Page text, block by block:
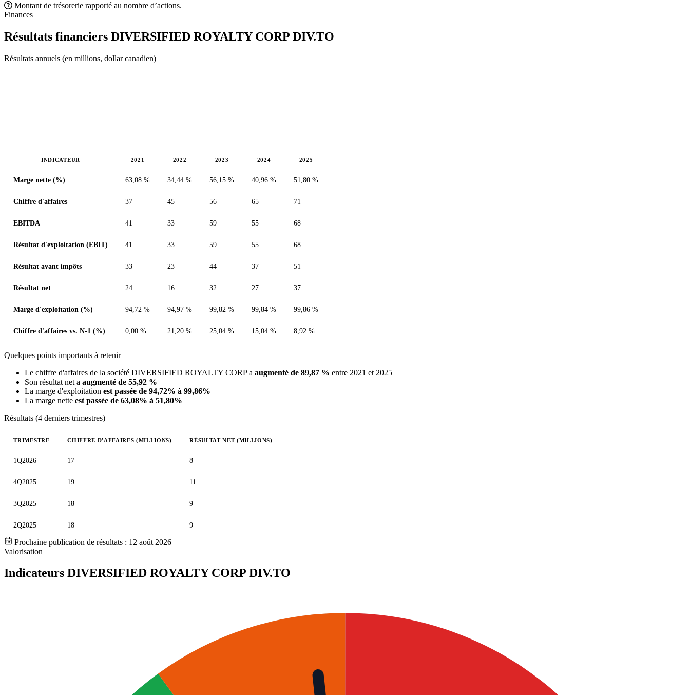
Montant de trésorerie rapporté au nombre d’actions.
Finances
Résultats financiers DIVERSIFIED ROYALTY CORP DIV.TO
Résultats annuels (en millions, dollar canadien)
INDICATEUR 2021 2022 2023 2024 2025
Marge nette (%) 63,08 % 34,44 % 56,15 % 40,96 % 51,80 %
Chiffre d'affaires 37 45 56 65 71
EBITDA 41 33 59 55 68
Résultat d'exploitation (EBIT) 41 33 59 55 68
Résultat avant impôts 33 23 44 37 51
Résultat net 24 16 32 27 37
Marge d'exploitation (%) 94,72 % 94,97 % 99,82 % 99,84 % 99,86 %
Chiffre d'affaires vs. N-1 (%) 0,00 % 21,20 % 25,04 % 15,04 % 8,92 %
Quelques points importants à retenir
Le chiffre d'affaires de la société DIVERSIFIED ROYALTY CORP a augmenté de 89,87 % entre 2021 et 2025
Son résultat net a augmenté de 55,92 %
La marge d'exploitation est passée de 94,72% à 99,86%
La marge nette est passée de 63,08% à 51,80%
Résultats (4 derniers trimestres)
TRIMESTRE CHIFFRE D'AFFAIRES (MILLIONS) RÉSULTAT NET (MILLIONS)
1Q2026 17 8
4Q2025 19 11
3Q2025 18 9
2Q2025 18 9
Prochaine publication de résultats : 12 août 2026
Valorisation
Indicateurs DIVERSIFIED ROYALTY CORP DIV.TO